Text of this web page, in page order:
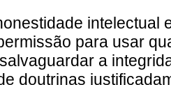
intelectual
para usar
a
doutrinas